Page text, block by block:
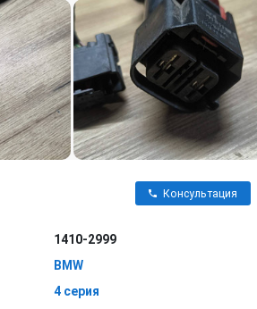
Консультация
1410-2999
BMW
4 серия